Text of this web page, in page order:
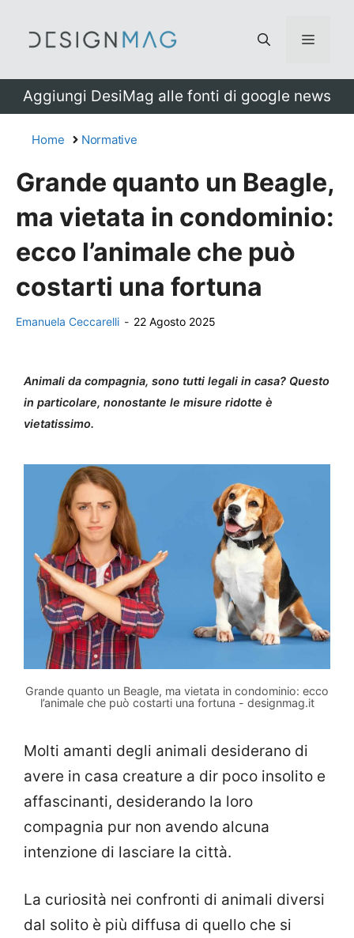
Menu
Aggiungi DesiMag alle fonti di google news
Home Normative
Grande quanto un Beagle,
ma vietata in condominio:
ecco l’animale che può
costarti una fortuna
Emanuela Ceccarelli - 22 Agosto 2025
Animali da compagnia, sono tutti legali in casa? Questo
in particolare, nonostante le misure ridotte è
vietatissimo.
Grande quanto un Beagle, ma vietata in condominio: ecco
l’animale che può costarti una fortuna - designmag.it
Molti amanti degli animali desiderano di
avere in casa creature a dir poco insolito e
affascinanti, desiderando la loro
compagnia pur non avendo alcuna
intenzione di lasciare la città.
La curiosità nei confronti di animali diversi
dal solito è più diffusa di quello che si